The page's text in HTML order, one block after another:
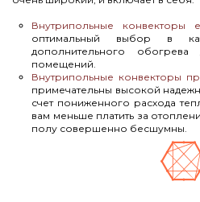
Внутрипольные конвекторы
оптимальный выбор в
дополнительного
помещений.
Внутрипольные конвекторы
примечательны высокой
счет пониженного расхода
вам меньше платить за
полу совершенно бесшумны.